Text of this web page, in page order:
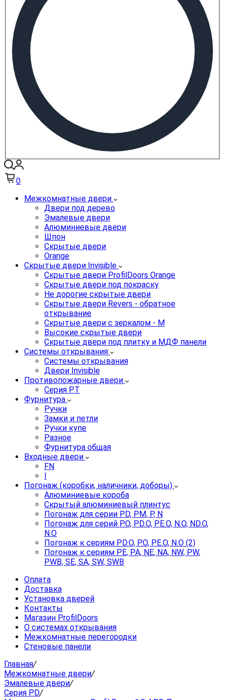
0
Межкомнатные двери
Двери под дерево
Эмалевые двери
Алюминиевые двери
Шпон
Скрытые двери
Orange
Скрытые двери Invisible
Скрытые двери ProfilDoors Orange
Скрытые двери под покраску
Не дорогие скрытые двери
Скрытые двери Revers - обратное
открывание
Скрытые двери с зеркалом - M
Высокие скрытые двери
Скрытые двери под плитку и МДФ панели
Системы открывания
Системы открывания
Двери Invisible
Противопожарные двери
Серия PT
Фурнитура
Ручки
Замки и петли
Ручки купе
Разное
Фурнитура общая
Входные двери
FN
I
Погонаж (коробки, наличники, доборы)
Алюминиевые короба
Скрытый алюминиевый плинтус
Погонаж для серии PD, PM, P, N
Погонаж для серий P.O, PD.O, PE.O, N.O, ND.O,
N.O
Погонаж к сериям PD.O, P.O, PE.O, N.O (2)
Погонаж к сериям PE, PA, NE, NA, NW, PW,
PWB, SE, SA, SW, SWB
Оплата
Доставка
Установка дверей
Контакты
Магазин ProfilDoors
О системах открывания
Межкомнатные перегородки
Стеновые панели
Главная/
Межкомнатные двери/
Эмалевые двери/
Серия PD/